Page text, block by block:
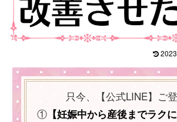
只今、【公式LINE】ご
①【妊娠中から産後までラク